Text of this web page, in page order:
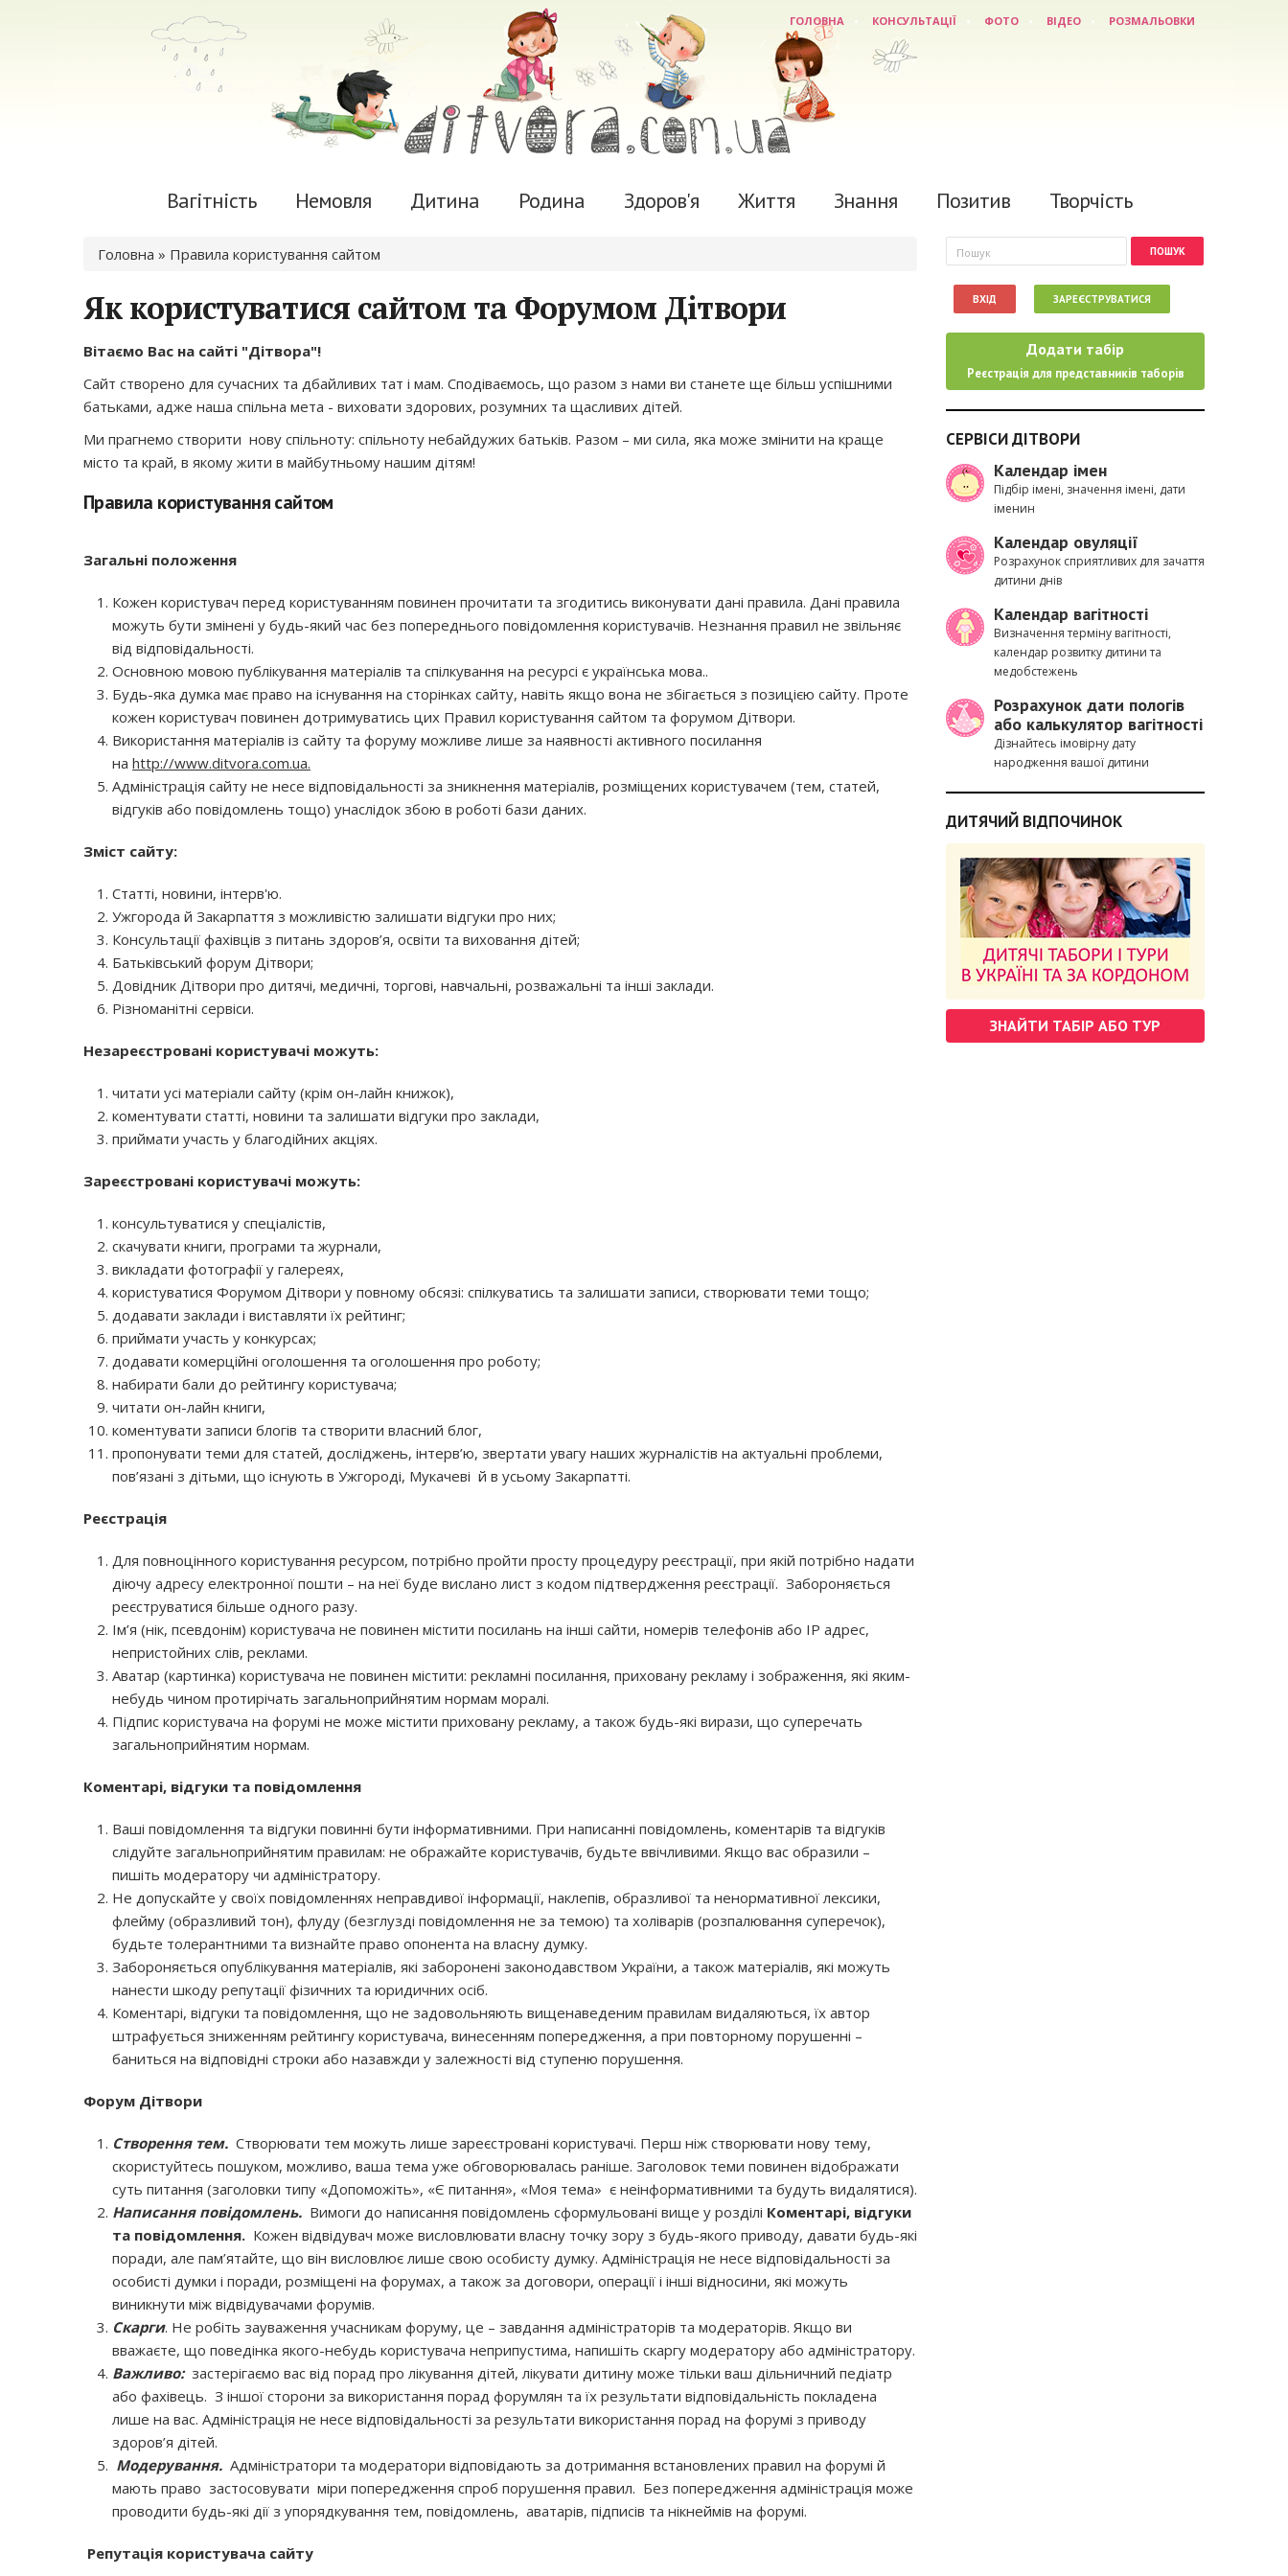
ГОЛОВНА КОНСУЛЬТАЦІЇ ФОТО ВІДЕО РОЗМАЛЬОВКИ
Вагітність Немовля Дитина Родина Здоров'я Життя Знання Позитив Творчість
Ви є тут
Головна » Правила користування сайтом
Як користуватися сайтом та Форумом Дітвори
Вітаємо Вас на сайті "Дітвора"!
Сайт створено для сучасних та дбайливих тат і мам. Сподіваємось, що разом з нами ви станете ще більш успішними
батьками, адже наша спільна мета - виховати здорових, розумних та щасливих дітей.
Ми прагнемо створити нову спільноту: спільноту небайдужих батьків. Разом – ми сила, яка може змінити на краще
місто та край, в якому жити в майбутньому нашим дітям!
Правила користування сайтом
Загальні положення
Кожен користувач перед користуванням повинен прочитати та згодитись виконувати дані правила. Дані правила
можуть бути змінені у будь-який час без попереднього повідомлення користувачів. Незнання правил не звільняє
від відповідальності.
Основною мовою публікування матеріалів та спілкування на ресурсі є українська мова..
Будь-яка думка має право на існування на сторінках сайту, навіть якщо вона не збігається з позицією сайту. Проте
кожен користувач повинен дотримуватись цих Правил користування сайтом та форумом Дітвори.
Використання матеріалів із сайту та форуму можливе лише за наявності активного посилання
на http://www.ditvora.com.ua.
Адміністрація сайту не несе відповідальності за зникнення матеріалів, розміщених користувачем (тем, статей,
відгуків або повідомлень тощо) унаслідок збою в роботі бази даних.
Зміст сайту:
Статті, новини, інтерв'ю.
Ужгорода й Закарпаття з можливістю залишати відгуки про них;
Консультації фахівців з питань здоров’я, освіти та виховання дітей;
Батьківський форум Дітвори;
Довідник Дітвори про дитячі, медичні, торгові, навчальні, розважальні та інші заклади.
Різноманітні сервіси.
Незареєстровані користувачі можуть:
читати усі матеріали сайту (крім он-лайн книжок),
коментувати статті, новини та залишати відгуки про заклади,
приймати участь у благодійних акціях.
Зареєстровані користувачі можуть:
консультуватися у спеціалістів,
скачувати книги, програми та журнали,
викладати фотографії у галереях,
користуватися Форумом Дітвори у повному обсязі: спілкуватись та залишати записи, створювати теми тощо;
додавати заклади і виставляти їх рейтинг;
приймати участь у конкурсах;
додавати комерційні оголошення та оголошення про роботу;
набирати бали до рейтингу користувача;
читати он-лайн книги,
коментувати записи блогів та створити власний блог,
пропонувати теми для статей, досліджень, інтерв’ю, звертати увагу наших журналістів на актуальні проблеми,
пов’язані з дітьми, що існують в Ужгороді, Мукачеві й в усьому Закарпатті.
Реєстрація
Для повноцінного користування ресурсом, потрібно пройти просту процедуру реєстрації, при якій потрібно надати
діючу адресу електронної пошти – на неї буде вислано лист з кодом підтвердження реєстрації. Забороняється
реєструватися більше одного разу.
Ім’я (нік, псевдонім) користувача не повинен містити посилань на інші сайти, номерів телефонів або IP адрес,
непристойних слів, реклами.
Аватар (картинка) користувача не повинен містити: рекламні посилання, приховану рекламу і зображення, які яким-
небудь чином протирічать загальноприйнятим нормам моралі.
Підпис користувача на форумі не може містити приховану рекламу, а також будь-які вирази, що суперечать
загальноприйнятим нормам.
Коментарі, відгуки та повідомлення
Ваші повідомлення та відгуки повинні бути інформативними. При написанні повідомлень, коментарів та відгуків
слідуйте загальноприйнятим правилам: не ображайте користувачів, будьте ввічливими. Якщо вас образили –
пишіть модератору чи адміністратору.
Не допускайте у своїх повідомленнях неправдивої інформації, наклепів, образливої та ненормативної лексики,
флейму (образливий тон), флуду (безглузді повідомлення не за темою) та холіварів (розпалювання суперечок),
будьте толерантними та визнайте право опонента на власну думку.
Забороняється опублікування матеріалів, які заборонені законодавством України, а також матеріалів, які можуть
нанести шкоду репутації фізичних та юридичних осіб.
Коментарі, відгуки та повідомлення, що не задовольняють вищенаведеним правилам видаляються, їх автор
штрафується зниженням рейтингу користувача, винесенням попередження, а при повторному порушенні –
баниться на відповідні строки або назавжди у залежності від ступеню порушення.
Форум Дітвори
Створення тем. Створювати тем можуть лише зареєстровані користувачі. Перш ніж створювати нову тему,
скористуйтесь пошуком, можливо, ваша тема уже обговорювалась раніше. Заголовок теми повинен відображати
суть питання (заголовки типу «Допоможіть», «Є питання», «Моя тема» є неінформативними та будуть видалятися).
Написання повідомлень. Вимоги до написання повідомлень сформульовані вище у розділі Коментарі, відгуки
та повідомлення. Кожен відвідувач може висловлювати власну точку зору з будь-якого приводу, давати будь-які
поради, але пам’ятайте, що він висловлює лише свою особисту думку. Адміністрація не несе відповідальності за
особисті думки і поради, розміщені на форумах, а також за договори, операції і інші відносини, які можуть
виникнути між відвідувачами форумів.
Скарги. Не робіть зауваження учасникам форуму, це – завдання адміністраторів та модераторів. Якщо ви
вважаєте, що поведінка якого-небудь користувача неприпустима, напишіть скаргу модератору або адміністратору.
Важливо:застерігаємо вас від порад про лікування дітей, лікувати дитину може тільки ваш дільничний педіатр
або фахівець. З іншої сторони за використання порад форумлян та їх результати відповідальність покладена
лише на вас. Адміністрація не несе відповідальності за результати використання порад на форумі з приводу
здоров’я дітей.
Модерування. Адміністратори та модератори відповідають за дотримання встановлених правил на форумі й
мають право застосовувати міри попередження спроб порушення правил. Без попередження адміністрація може
проводити будь-які дії з упорядкування тем, повідомлень, аватарів, підписів та нікнеймів на форумі.
Репутація користувача сайту
Пошукова форма
Пошук
ВХІД ЗАРЕЄСТРУВАТИСЯ
Додати табір
Реєстрація для представників таборів
СЕРВІСИ ДІТВОРИ
Календар імен
Підбір імені, значення імені, дати
іменин
Календар овуляції
Розрахунок сприятливих для зачаття
дитини днів
Календар вагітності
Визначення терміну вагітності,
календар розвитку дитини та
медобстежень
Розрахунок дати пологів
або калькулятор вагітності
Дізнайтесь імовірну дату
народження вашої дитини
ДИТЯЧИЙ ВІДПОЧИНОК
ЗНАЙТИ ТАБІР АБО ТУР